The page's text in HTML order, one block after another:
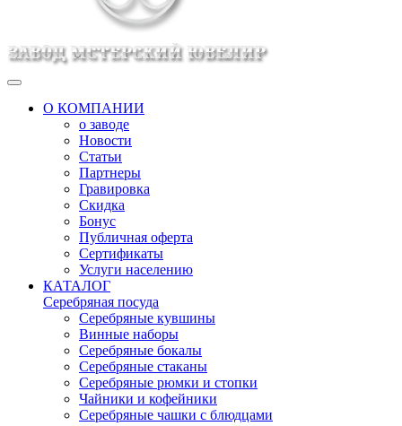
О КОМПАНИИ
о заводе
Новости
Статьи
Партнеры
Гравировка
Скидка
Бонус
Публичная оферта
Сертификаты
Услуги населению
КАТАЛОГ
Серебряная посуда
Серебряные кувшины
Винные наборы
Серебряные бокалы
Серебряные стаканы
Серебряные рюмки и стопки
Чайники и кофейники
Серебряные чашки с блюдцами